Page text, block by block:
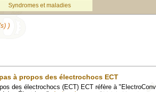
Syndromes et maladies
)
à propos des électrochocs ECT
des électrochocs (ECT) ECT réfère à